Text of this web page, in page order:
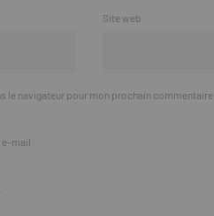
Site web
le navigateur pour mon prochain commentaire.
mail.